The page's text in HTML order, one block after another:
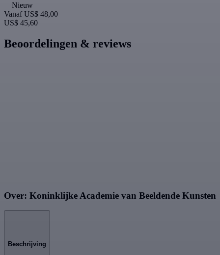
Nieuw
Vanaf US$ 48,00
US$ 45,60
Beoordelingen & reviews
Over: Koninklijke Academie van Beeldende Kunsten
Beschrijving